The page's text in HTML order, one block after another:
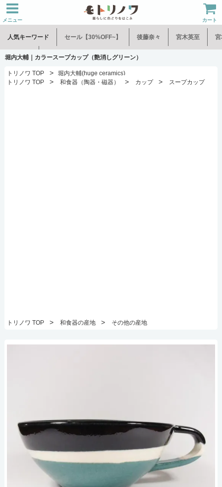
メニュー カート
人気キーワード セール【30%OFF~】 後藤奈々 宮木英至 宮
水谷和音 児玉修治
堀内大輔｜カラースープカップ（艶消しグリーン）
トリノワ TOP >
堀内大輔(huge ceramics)
トリノワ TOP
> 和食器（陶器・磁器） > カップ > スープカップ
トリノワ TOP > 和食器の産地 > その他の産地